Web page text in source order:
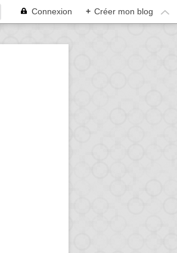
Connexion + Créer mon blog